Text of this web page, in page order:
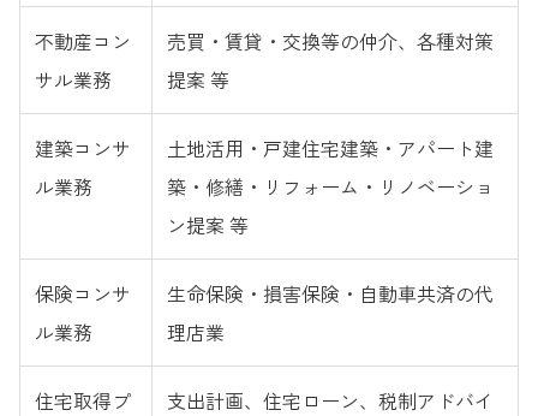
不動産コン
サル業務
売買・賃貸・交換等の仲介、各種対策
提案 等
建築コンサ
ル業務
土地活用・戸建住宅建築・アパート建
築・修繕・リフォーム・リノベーショ
ン提案 等
保険コンサ
ル業務
生命保険・損害保険・自動車共済の代
理店業
住宅取得プ
支出計画、住宅ローン、税制アドバイ